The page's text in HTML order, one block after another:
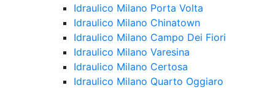
Idraulico Milano Porta Volta
Idraulico Milano Chinatown
Idraulico Milano Campo Dei Fiori
Idraulico Milano Varesina
Idraulico Milano Certosa
Idraulico Milano Quarto Oggiaro